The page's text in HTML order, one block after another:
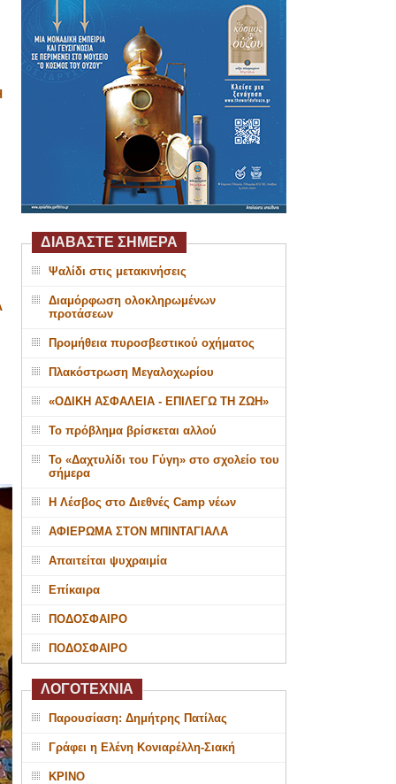
ΔΙΑΒΑΣΤΕ ΣΗΜΕΡΑ
Ψαλίδι στις μετακινήσεις
Διαμόρφωση ολοκληρωμένων
προτάσεων
Προμήθεια πυροσβεστικού οχήματος
Πλακόστρωση Μεγαλοχωρίου
«ΟΔΙΚΗ ΑΣΦΑΛΕΙΑ - ΕΠΙΛΕΓΩ ΤΗ ΖΩΗ»
Το πρόβλημα βρίσκεται αλλού
Το «Δαχτυλίδι του Γύγη» στο σχολείο του
σήμερα
Η Λέσβος στο Διεθνές Camp νέων
ΑΦΙΕΡΩΜΑ ΣΤΟΝ ΜΠΙΝΤΑΓΙΑΛΑ
Απαιτείται ψυχραιμία
Επίκαιρα
ΠΟΔΟΣΦΑΙΡΟ
ΠΟΔΟΣΦΑΙΡΟ
ΛΟΓΟΤΕΧΝΙΑ
Παρουσίαση: Δημήτρης Πατίλας
Γράφει η Ελένη Κονιαρέλλη-Σιακή
ΚΡΙΝΟ